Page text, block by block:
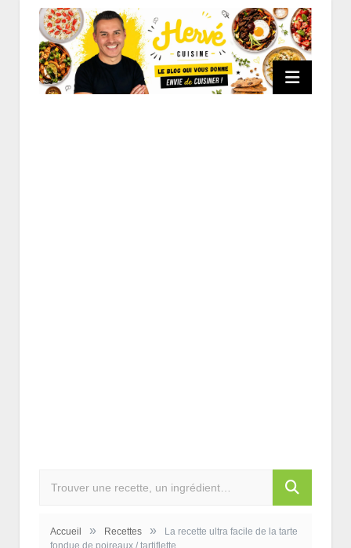
Accueil » Recettes »
La recette ultra facile de la tarte
fondue de poireaux / tartiflette